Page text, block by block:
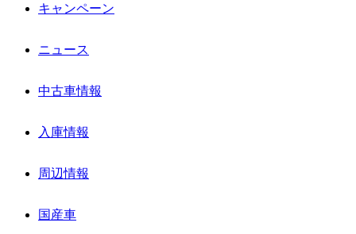
キャンペーン
ニュース
中古車情報
入庫情報
周辺情報
国産車